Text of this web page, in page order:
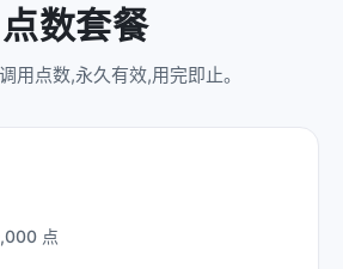
点数套餐
用点数,永久有效,用完即止。
点